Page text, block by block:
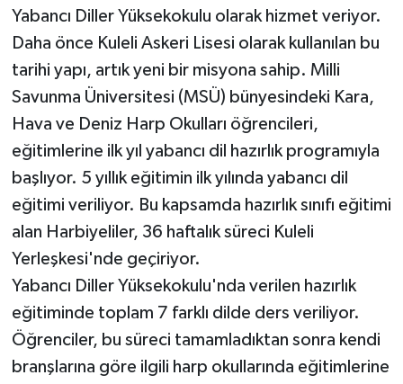
Yabancı Diller Yüksekokulu olarak hizmet veriyor.
Daha önce Kuleli Askeri Lisesi olarak kullanılan bu
tarihi yapı, artık yeni bir misyona sahip. Milli
Savunma Üniversitesi (MSÜ) bünyesindeki Kara,
Hava ve Deniz Harp Okulları öğrencileri,
eğitimlerine ilk yıl yabancı dil hazırlık programıyla
başlıyor. 5 yıllık eğitimin ilk yılında yabancı dil
eğitimi veriliyor. Bu kapsamda hazırlık sınıfı eğitimi
alan Harbiyeliler, 36 haftalık süreci Kuleli
Yerleşkesi'nde geçiriyor.
Yabancı Diller Yüksekokulu'nda verilen hazırlık
eğitiminde toplam 7 farklı dilde ders veriliyor.
Öğrenciler, bu süreci tamamladıktan sonra kendi
branşlarına göre ilgili harp okullarında eğitimlerine